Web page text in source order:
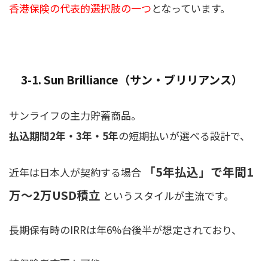
香港保険の代表的選択肢の一つとなっています。
3-1. Sun Brilliance（サン・ブリリアンス）
サンライフの主力貯蓄商品。
払込期間2年・3年・5年の短期払いが選べる設計で、
近年は日本人が契約する場合
「5年払込」で年間1
万〜2万USD積立 というスタイルが主流です。
長期保有時のIRRは年6%台後半が想定されており、